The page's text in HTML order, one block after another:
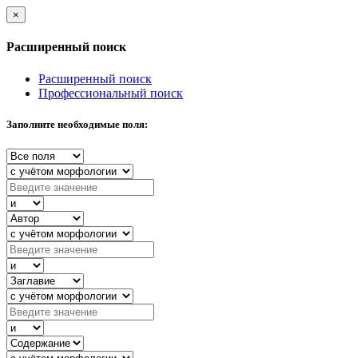
×
Расширенный поиск
Расширенный поиск
Профессиональный поиск
Заполните необходимые поля: